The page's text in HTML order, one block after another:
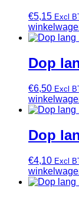
€5,15 Excl
Dop
€6,50 Excl
Dop
€4,10 Excl